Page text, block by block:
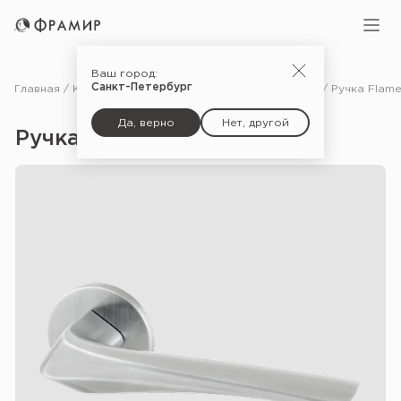
Ваш город:
Санкт-Петербург
Да, верно Нет, другой
Главная Каталог Фурнитура
Ручка Flame URS — MWSC